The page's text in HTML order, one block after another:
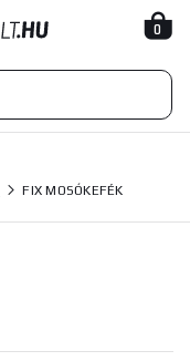
0
FIX MOSÓKEFÉK